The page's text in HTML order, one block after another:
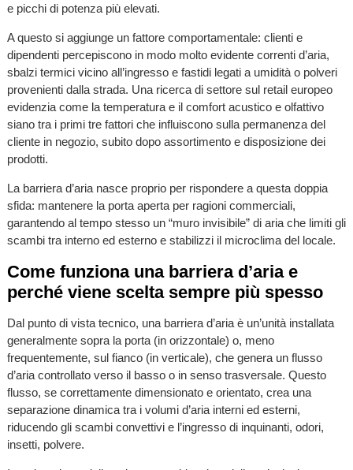
e picchi di potenza più elevati.
A questo si aggiunge un fattore comportamentale: clienti e
dipendenti percepiscono in modo molto evidente correnti d’aria,
sbalzi termici vicino all’ingresso e fastidi legati a umidità o polveri
provenienti dalla strada. Una ricerca di settore sul retail europeo
evidenzia come la temperatura e il comfort acustico e olfattivo
siano tra i primi tre fattori che influiscono sulla permanenza del
cliente in negozio, subito dopo assortimento e disposizione dei
prodotti.
La barriera d’aria nasce proprio per rispondere a questa doppia
sfida: mantenere la porta aperta per ragioni commerciali,
garantendo al tempo stesso un “muro invisibile” di aria che limiti gli
scambi tra interno ed esterno e stabilizzi il microclima del locale.
Come funziona una barriera d’aria e
perché viene scelta sempre più spesso
Dal punto di vista tecnico, una barriera d’aria è un’unità installata
generalmente sopra la porta (in orizzontale) o, meno
frequentemente, sul fianco (in verticale), che genera un flusso
d’aria controllato verso il basso o in senso trasversale. Questo
flusso, se correttamente dimensionato e orientato, crea una
separazione dinamica tra i volumi d’aria interni ed esterni,
riducendo gli scambi convettivi e l’ingresso di inquinanti, odori,
insetti, polvere.